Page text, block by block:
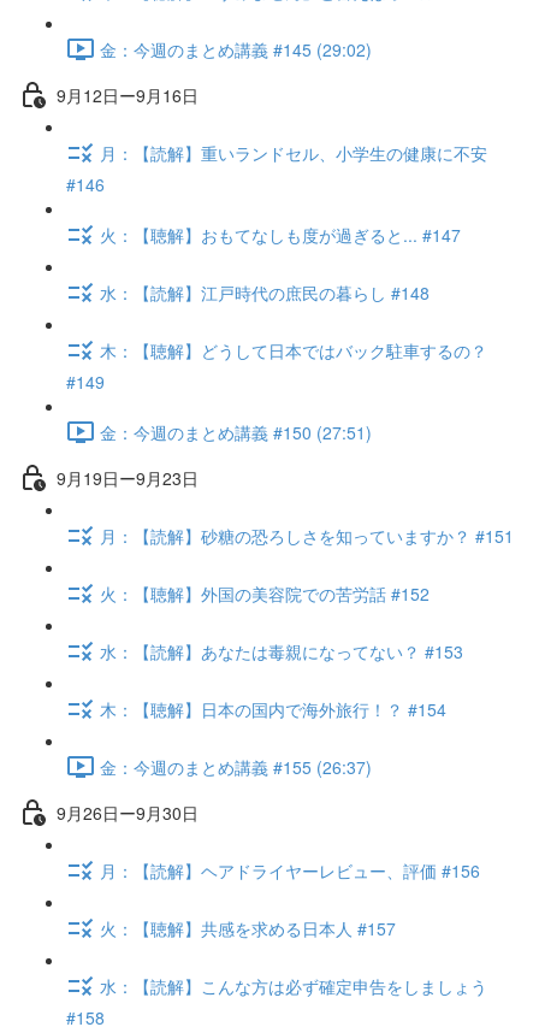
金：今週のまとめ講義 #145 (29:02)
9月12日ー9月16日
月：【読解】重いランドセル、小学生の健康に不安
#146
火：【聴解】おもてなしも度が過ぎると... #147
水：【読解】江戸時代の庶民の暮らし #148
木：【聴解】どうして日本ではバック駐車するの？
#149
金：今週のまとめ講義 #150 (27:51)
9月19日ー9月23日
月：【読解】砂糖の恐ろしさを知っていますか？ #151
火：【聴解】外国の美容院での苦労話 #152
水：【読解】あなたは毒親になってない？ #153
木：【聴解】日本の国内で海外旅行！？ #154
金：今週のまとめ講義 #155 (26:37)
9月26日ー9月30日
月：【読解】ヘアドライヤーレビュー、評価 #156
火：【聴解】共感を求める日本人 #157
水：【読解】こんな方は必ず確定申告をしましょう
#158